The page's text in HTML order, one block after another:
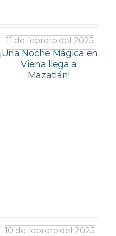
11 de febrero del 2025
¡Una Noche Mágica en
Viena llega a
Mazatlán!
10 de febrero del 2025